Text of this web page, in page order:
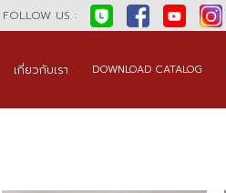
FOLLOW US :
เกี่ยวกับเรา DOWNLOAD CATALOG